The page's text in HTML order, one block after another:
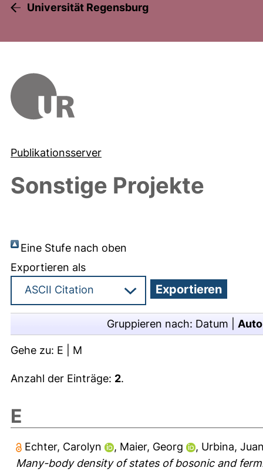
Universität Regensburg
Publikationsserver
Sonstige Projekte
Eine Stufe nach oben
Exportieren als
Gruppieren nach: Datum
Gehe zu: E M
Anzahl der Einträge: 2.
E
Echter, Carolyn , Maier, Georg , Urbina,
Many-body density of states of bosonic and